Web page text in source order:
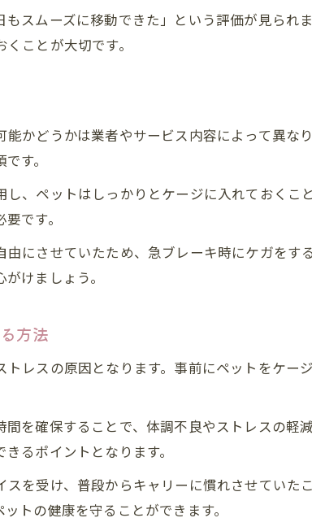
ト引越し東京でおすすめの輸送手段
トレスを減らす移動ポイント
ット引越し時のケージ選びと環境整備
や休憩などペットケアの工夫ポイント
ら東京へペット移動徹底比較
ット引越し業者ごとのサービス比較解説
ト引っ越しサービスとタクシー利用の違い
スムーズに移動できた」という評価が見られ
ことが大切です。
かどうかは業者やサービス内容によって異な
す。
、ペットはしっかりとケージに入れておくこ
です。
にさせていたため、急ブレーキ時にケガをす
けましょう。
方法
レスの原因となります。事前にペットをケー
を確保することで、体調不良やストレスの軽
るポイントとなります。
を受け、普段からキャリーに慣れさせていた
トの健康を守ることができます。